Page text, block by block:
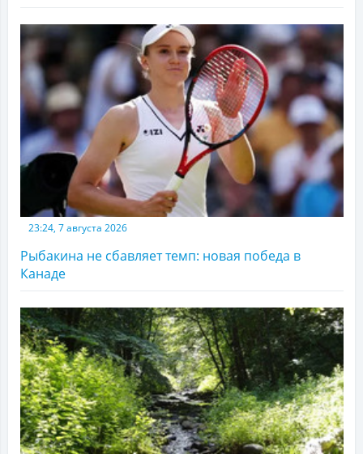
23:24, 7 августа 2026
Рыбакина не сбавляет темп: новая победа в
Канаде